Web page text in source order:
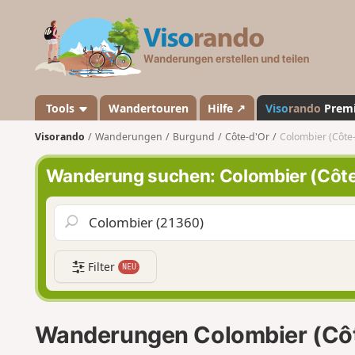
a
n
d
o
Tools Wandertouren Hilfe ↗ Visorando
Visorando Wanderungen Burgund Côte-d'Or Colombier
Wanderung suchen: Colombier
Filter NEU
Wanderungen Colombier